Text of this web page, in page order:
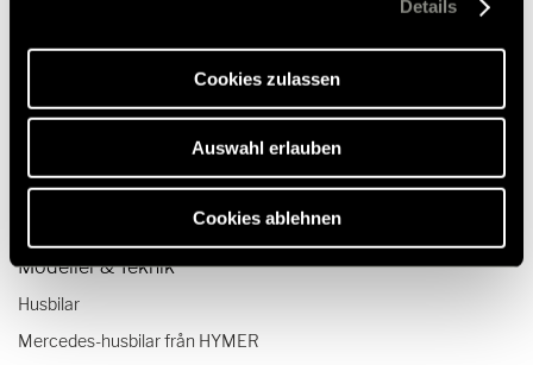
erforderlich sind.
Details
Cookies zulassen
Auswahl erlauben
Cookies ablehnen
RRP*5.048,00 kr.
Modeller & Teknik
Husbilar
Mercedes-husbilar från HYMER